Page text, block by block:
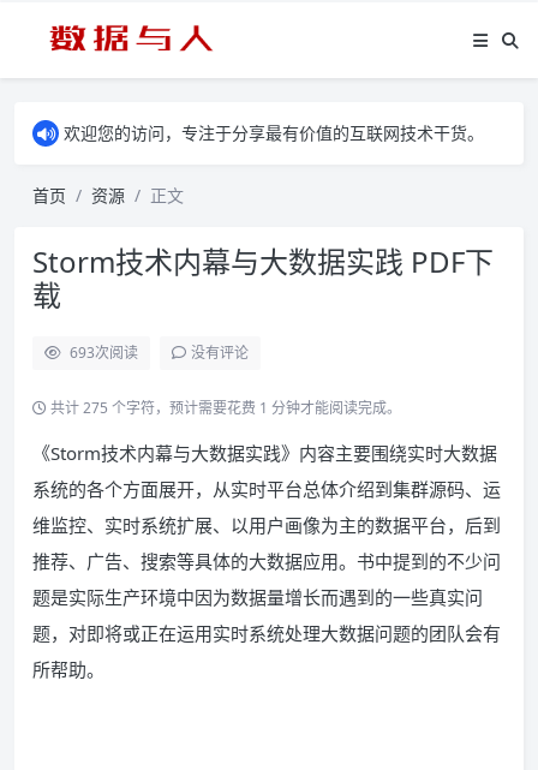
欢迎您的访问，专注于分享最有价值的互联网技术干货。
首页 资源 正文
Storm技术内幕与大数据实践 PDF下
载
693次阅读 没有评论
共计 275 个字符，预计需要花费 1 分钟才能阅读完成。
《Storm技术内幕与大数据实践》内容主要围绕实时大数据
系统的各个方面展开，从实时平台总体介绍到集群源码、运
维监控、实时系统扩展、以用户画像为主的数据平台，后到
推荐、广告、搜索等具体的大数据应用。书中提到的不少问
题是实际生产环境中因为数据量增长而遇到的一些真实问
题，对即将或正在运用实时系统处理大数据问题的团队会有
所帮助。